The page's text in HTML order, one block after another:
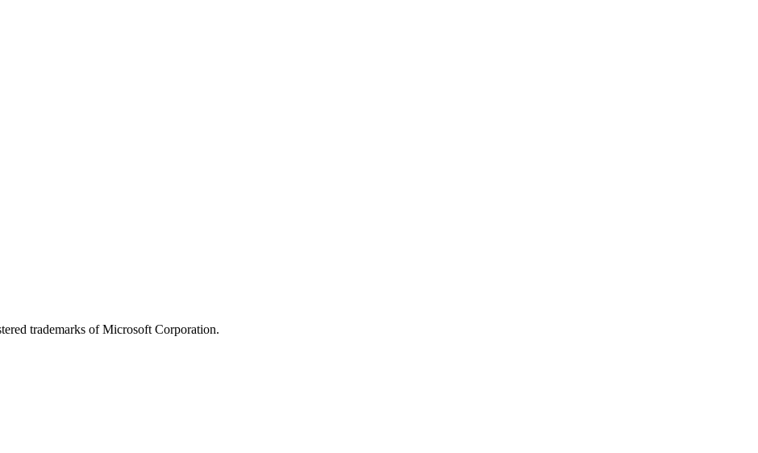
trademarks of Microsoft Corporation.